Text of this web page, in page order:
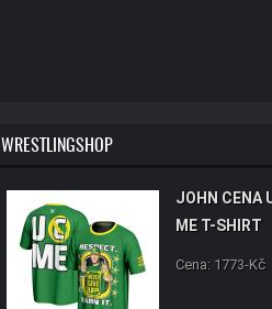
WRESTLINGSHOP
JOHN CENA
ME T-SHIRT
Cena: 1773-Kč